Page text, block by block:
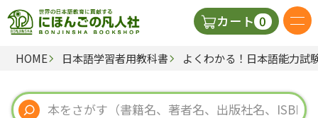
カート 0
日本語の教科書
視聴覚・補助教材
HOME 日本語学習者用教科書 よくわかる！日本語能力